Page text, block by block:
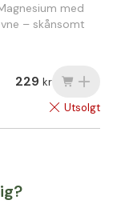
med
– skånsomt
229 kr
Utsolgt